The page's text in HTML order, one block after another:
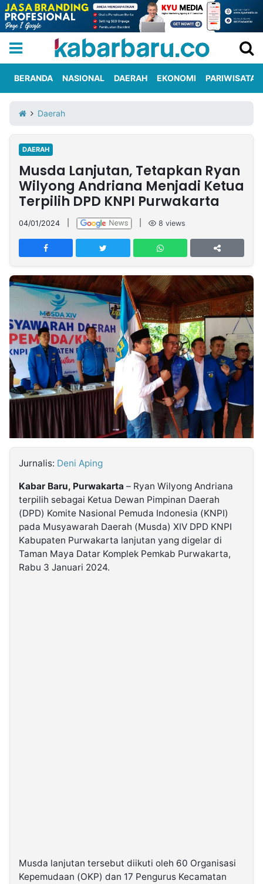
Iklan
Berita
Kami
Nasional
International
Olahraga
Entertainment
Daerah
Pariwisata
Kuliner
Kolom
Network
PT
TREETAN
INDONESIA
Partner
Insight
NTB
Suara
Time
Lens
IDN
Daily
Jogja
Jalan
Rakyat
Idealita
News
Kita
Notice
Dinamikapost.com
Radar
Baru
Seedbacklink
Follow
Kabarbaru
Kabarbaru.co
BERANDA NASIONAL DAERAH EKONOMI PARIWISATA
Daerah
DAERAH
Musda Lanjutan, Tetapkan Ryan
Wilyong Andriana Menjadi Ketua
Terpilih DPD KNPI Purwakarta
04/01/2024 8 views
Jurnalis: Deni Aping
Kabar Baru, Purwakarta – Ryan Wilyong Andriana
terpilih sebagai Ketua Dewan Pimpinan Daerah
(DPD) Komite Nasional Pemuda Indonesia (KNPI)
pada Musyawarah Daerah (Musda) XIV DPD KNPI
Kabupaten Purwakarta lanjutan yang digelar di
Taman Maya Datar Komplek Pemkab Purwakarta,
Rabu 3 Januari 2024.
Musda lanjutan tersebut diikuti oleh 60 Organisasi
Kepemudaan (OKP) dan 17 Pengurus Kecamatan